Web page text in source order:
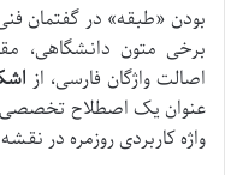
بودن «طبقه» در گفتمان
برخی متون دانشگاهی،
اصالت واژگان فارسی، از
عنوان یک اصطلاح تخصصی،
واژه کاربردی روزمره در